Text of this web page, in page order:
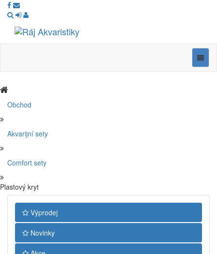
Ráj
Obchod
Akvarijní sety
Comfort sety
Plastový kryt
Výprodej
Novinky